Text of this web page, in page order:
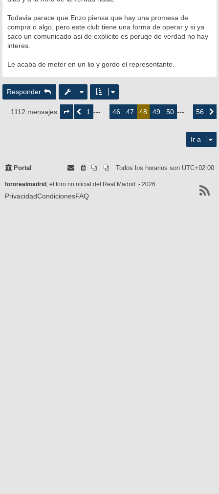
Todavia parace que Enzo piensa que hay una promesa de
compra o algo, pero este club tiene una forma de operar y si ya
saco un comunicado asi de explicito es poruqe de verdad no hay
interes.
Le acaba de meter en un lio y gordo el representante.
Responder
1112 mensajes
Página
48
deAnterior
1 --- … 46 47 48 49 50 --- … 56
Ir a
Portal Todos los horarios son UTC+02:00
fororealmadrid , el foro no oficial del Real Madrid. - 2026
PrivacidadCondicionesFAQ